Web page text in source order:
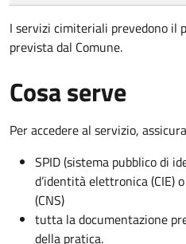
I servizi cimiteriali prevedono il
prevista dal Comune.
Cosa serve
Per accedere al servizio,
SPID (sistema pubblico di
d’identità elettronica (CIE)
(CNS)
tutta la documentazione
della pratica.